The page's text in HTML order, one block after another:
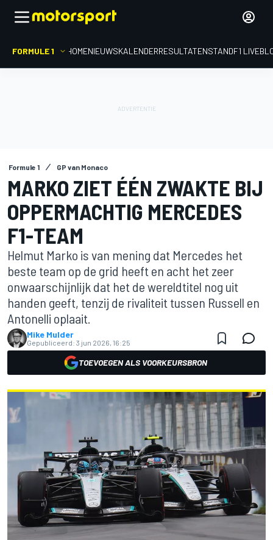
FORMULE 1 HOMENIEUWSKALENDERRESULTATENSTANDF1
Formule 1 GP van Monaco
MARKO ZIET ÉÉN ZWAKTE BIJ
OPPERMACHTIG MERCEDES
F1-TEAM
Helmut Marko is van mening dat Mercedes het
beste team op de grid heeft en acht het zeer
onwaarschijnlijk dat het de wereldtitel nog uit
handen geeft, tenzij de rivaliteit tussen Russell en
Antonelli oplaait.
Mike Mulder
Gepubliceerd: 3 jun 2026, 16:25
TOEVOEGEN ALS VOORKEURSBRON